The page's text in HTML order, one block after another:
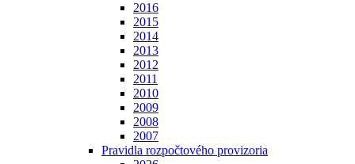
2016
2015
2014
2013
2012
2011
2010
2009
2008
2007
Pravidla rozpočtového provizoria